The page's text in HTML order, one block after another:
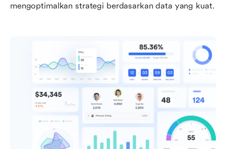
mengoptimalkan strategi berdasarkan data yang kuat.